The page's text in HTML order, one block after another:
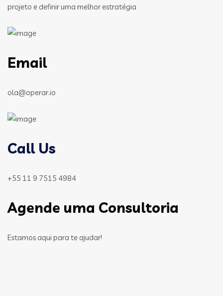
projeto e definir uma melhor estratégia
Email
ola@operar.io
Call Us
+55 11 9 7515 4984
Agende uma Consultoria
Estamos aqui para te ajudar!